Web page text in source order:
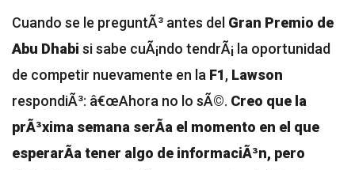
Cuando se le preguntÃ³ antes del Gran Premio de
Abu Dhabi si sabe cuÃ¡ndo tendrÃ¡ la oportunidad
de competir nuevamente en la F1, Lawson
respondiÃ³: â€œAhora no lo sÃ©. Creo que la
prÃ³xima semana serÃ­a el momento en el que
esperarÃ­a tener algo de informaciÃ³n, pero